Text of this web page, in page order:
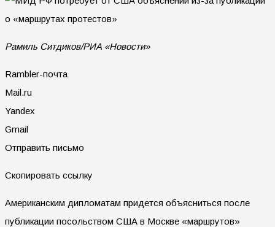
Рамиль Ситдиков/РИА «Новости»
Rambler-почта
Mail.ru
Yandex
Gmail
Отправить письмо
Скопировать ссылку
Американским дипломатам придется объясниться после
публикации посольством США в Москве «маршрутов»